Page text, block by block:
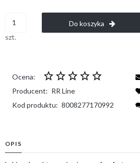
szt.
Do koszyka
Ocena:
Producent: RR Line
Kod produktu: 8008277170992
OPIS